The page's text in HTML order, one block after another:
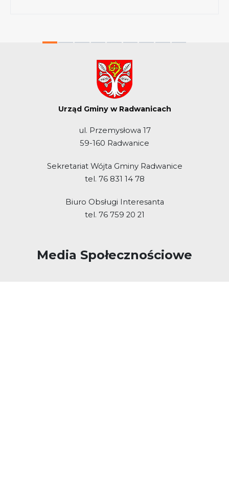
Urząd Gminy w Radwanicach
ul. Przemysłowa 17
59-160 Radwanice
Sekretariat Wójta Gminy Radwanice
tel. 76 831 14 78
Biuro Obsługi Interesanta
tel. 76 759 20 21
Media Społecznościowe